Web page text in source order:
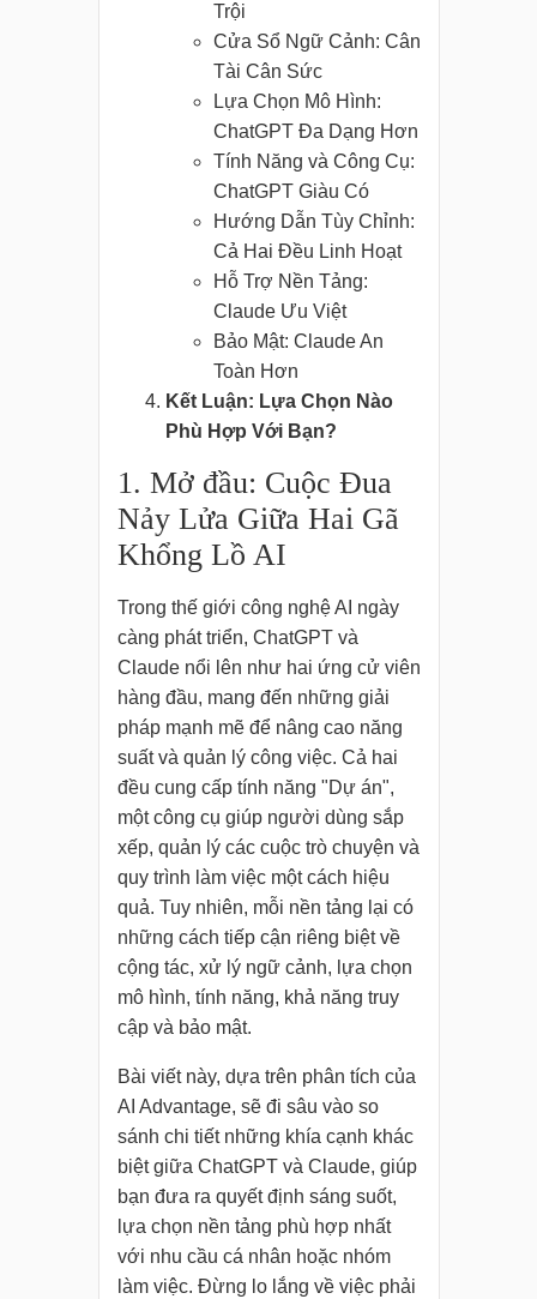
Trội
Cửa Sổ Ngữ Cảnh: Cân
Tài Cân Sức
Lựa Chọn Mô Hình:
ChatGPT Đa Dạng Hơn
Tính Năng và Công Cụ:
ChatGPT Giàu Có
Hướng Dẫn Tùy Chỉnh:
Cả Hai Đều Linh Hoạt
Hỗ Trợ Nền Tảng:
Claude Ưu Việt
Bảo Mật: Claude An
Toàn Hơn
Kết Luận: Lựa Chọn Nào
Phù Hợp Với Bạn?
1. Mở đầu: Cuộc Đua
Nảy Lửa Giữa Hai Gã
Khổng Lồ AI
Trong thế giới công nghệ AI ngày
càng phát triển, ChatGPT và
Claude nổi lên như hai ứng cử viên
hàng đầu, mang đến những giải
pháp mạnh mẽ để nâng cao năng
suất và quản lý công việc. Cả hai
đều cung cấp tính năng "Dự án",
một công cụ giúp người dùng sắp
xếp, quản lý các cuộc trò chuyện và
quy trình làm việc một cách hiệu
quả. Tuy nhiên, mỗi nền tảng lại có
những cách tiếp cận riêng biệt về
cộng tác, xử lý ngữ cảnh, lựa chọn
mô hình, tính năng, khả năng truy
cập và bảo mật.
Bài viết này, dựa trên phân tích của
AI Advantage, sẽ đi sâu vào so
sánh chi tiết những khía cạnh khác
biệt giữa ChatGPT và Claude, giúp
bạn đưa ra quyết định sáng suốt,
lựa chọn nền tảng phù hợp nhất
với nhu cầu cá nhân hoặc nhóm
làm việc. Đừng lo lắng về việc phải